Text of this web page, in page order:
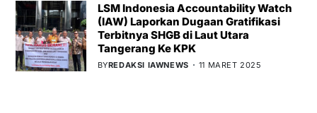
LSM Indonesia Accountability Watch
(IAW) Laporkan Dugaan Gratifikasi
Terbitnya SHGB di Laut Utara
Tangerang Ke KPK
BYREDAKSI IAWNEWS 11 MARET 2025